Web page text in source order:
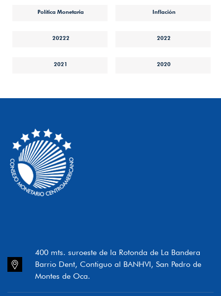
Política Monetaria Inflación
20222 2022
2021 2020
400 mts. suroeste de la Rotonda de La Bandera
Barrio Dent, Contiguo al BANHVI, San Pedro de
Montes de Oca.